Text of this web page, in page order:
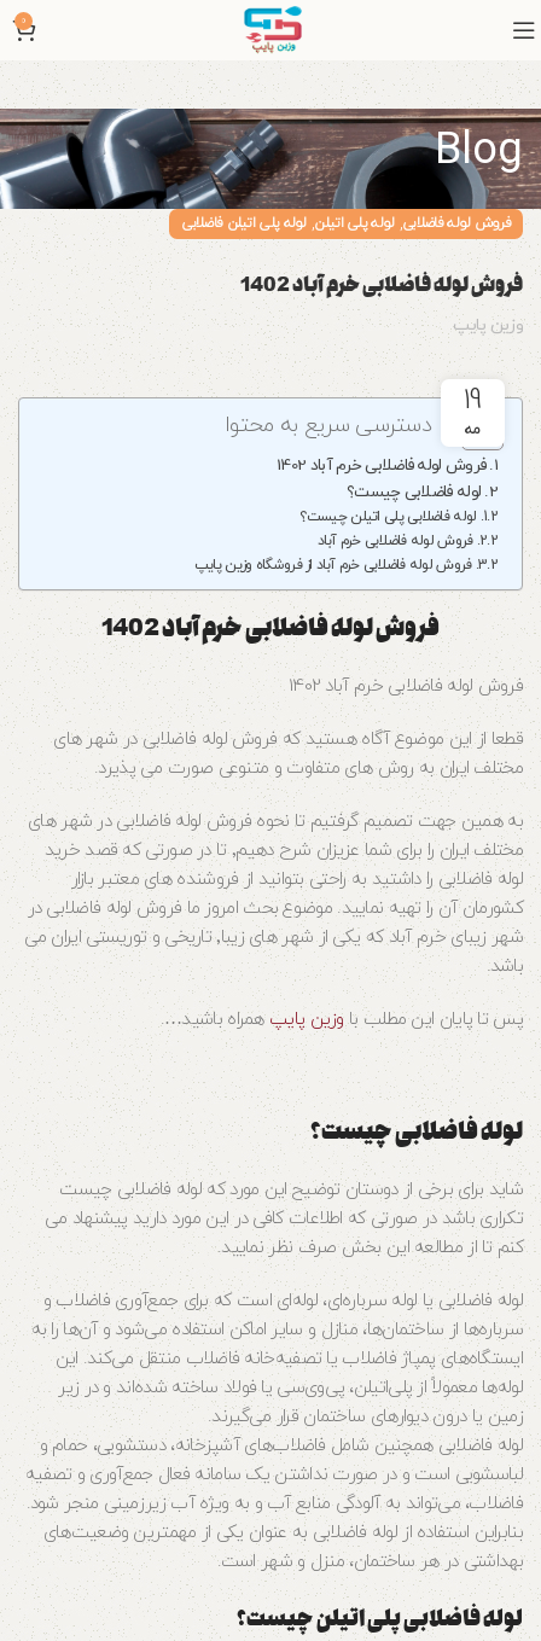
0
Blog
فروش لوله فاضلابی,لوله پلی اتیلن,لوله پلی اتیلن فاضلابی
فروش لوله فاضلابی خرم آباد 1402
وزین پایپ
19
مه دسترسی سریع به محتوا
فروش لوله فاضلابی خرم آباد 1402
لوله فاضلابی چیست؟
لوله فاضلابی پلی اتیلن چیست؟
فروش لوله فاضلابی خرم آباد
فروش لوله فاضلابی خرم آباد از فروشگاه وزین پایپ
فروش لوله فاضلابی خرم آباد 1402
فروش لوله فاضلابی خرم آباد 1402
قطعا از این موضوع آگاه هستید که فروش لوله فاضلابی در شهر های
مختلف ایران به روش های متفاوت و متنوعی صورت می پذیرد.
به همین جهت تصمیم گرفتیم تا نحوه فروش لوله فاضلابی در شهر های
مختلف ایران را برای شما عزیزان شرح دهیم٬ تا در صورتی که قصد خرید
لوله فاضلابی را داشتید به راحتی بتوانید از فروشنده های معتبر بازار
کشورمان آن را تهیه نمایید. موضوع بحث امروز ما فروش لوله فاضلابی در
شهر زیبای خرم آباد که یکی از شهر های زیبا٬ تاریخی و توریستی ایران می
باشد.
پس تا پایان این مطلب باوزین پایپهمراه باشید….
لوله فاضلابی چیست؟
شاید برای برخی از دوستان توضیح این مورد که لوله فاضلابی چیست
تکراری باشد در صورتی که اطلاعات کافی در این مورد دارید پیشنهاد می
کنم تا از مطالعه این بخش صرف نظر نمایید.
لوله فاضلابی یا لوله سرباره‌ای، لوله‌ای است که برای جمع‌آوری فاضلاب و
سرباره‌ها از ساختمان‌ها، منازل و سایر اماکن استفاده می‌شود و آن‌ها را به
ایستگاه‌های پمپاژ فاضلاب یا تصفیه‌خانه فاضلاب منتقل می‌کند. این
لوله‌ها معمولاً از پلی‌اتیلن، پی‌وی‌سی یا فولاد ساخته شده‌اند و در زیر
زمین یا درون دیوارهای ساختمان قرار می‌گیرند.
لوله فاضلابی همچنین شامل فاضلاب‌های آشپزخانه، دستشویی، حمام و
لباسشویی است و در صورت نداشتن یک سامانه فعال جمع‌آوری و تصفیه
فاضلاب، می‌تواند به آلودگی منابع آب و به ویژه آب زیرزمینی منجر شود.
بنابراین استفاده از لوله فاضلابی به عنوان یکی از مهمترین وضعیت‌های
بهداشتی در هر ساختمان، منزل و شهر است.
لوله فاضلابی پلی اتیلن چیست؟